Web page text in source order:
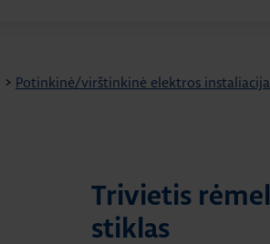
> Potinkinė/virštinkinė elektros instaliacija
Trivietis
stiklas